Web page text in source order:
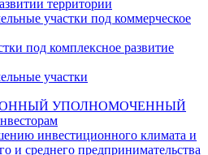
территории
участки под коммерческое
под комплексное развитие
участки
УПОЛНОМОЧЕННЫЙ
инвестиционного климата и
и среднего предпринимательства